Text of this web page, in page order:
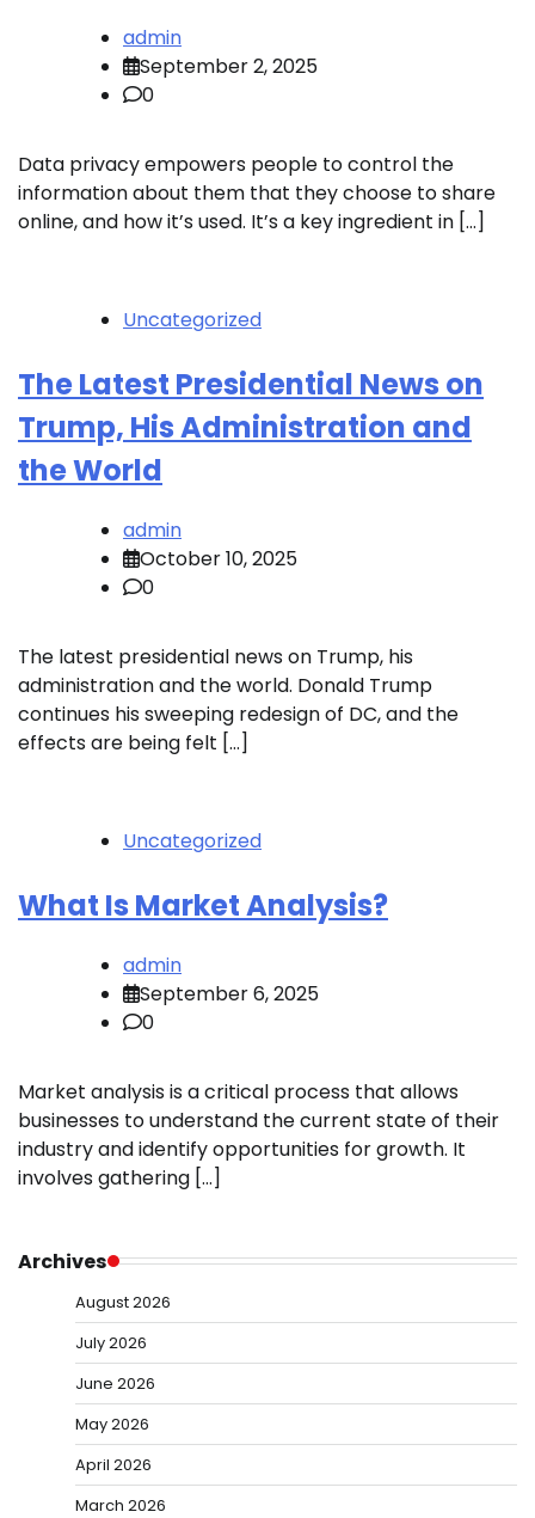
admin
September 2, 2025
0
Data privacy empowers people to control the
information about them that they choose to share
online, and how it’s used. It’s a key ingredient in […]
Uncategorized
The Latest Presidential News on
Trump, His Administration and
the World
admin
October 10, 2025
0
The latest presidential news on Trump, his
administration and the world. Donald Trump
continues his sweeping redesign of DC, and the
effects are being felt […]
Uncategorized
What Is Market Analysis?
admin
September 6, 2025
0
Market analysis is a critical process that allows
businesses to understand the current state of their
industry and identify opportunities for growth. It
involves gathering […]
Archives
August 2026
July 2026
June 2026
May 2026
April 2026
March 2026